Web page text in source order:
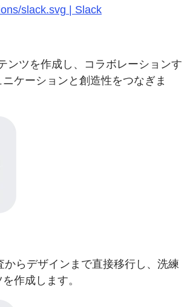
slack.svg | Slack
ンツを作成し、コラボレーションす
ケーションと創造性をつなぎま
からデザインまで直接移行し、洗練
作成します。